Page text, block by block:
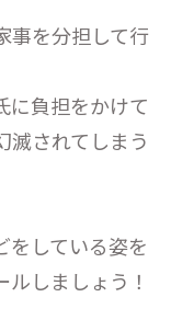
事を分担して行
に負担をかけて
滅されてしまう
をしている姿を
しましょう！